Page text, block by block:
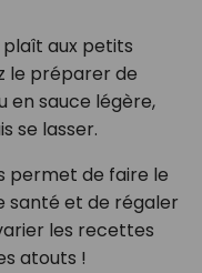
plaît aux petits
le préparer de
en sauce légère,
se lasser.
permet de faire le
santé et de régaler
les recettes
atouts !